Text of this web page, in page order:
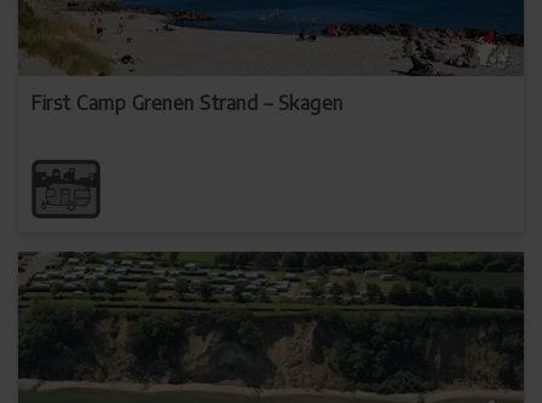
First Camp Grenen Strand – Skagen